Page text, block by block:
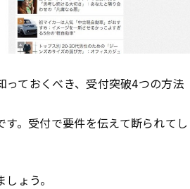
ておくべき、受付突破4つの方法
。受付で要件を伝えて断られてし
ょう。